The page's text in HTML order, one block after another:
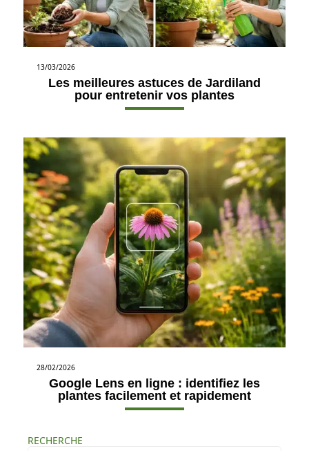
13/03/2026
Les meilleures astuces de Jardiland
pour entretenir vos plantes
28/02/2026
Google Lens en ligne : identifiez les
plantes facilement et rapidement
RECHERCHE